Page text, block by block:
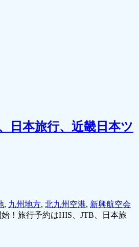
日本旅行、近畿日本ツ
, 九州地方, 北九州空港, 新興航空会
！旅行予約はHIS、JTB、日本旅